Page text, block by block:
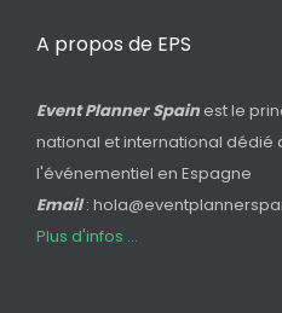
A propos de EPS
Event Planner Spain est le
national et international dédié
l'événementiel en Espagne
Email:
Plus d'infos ...